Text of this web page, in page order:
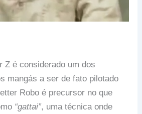
Z é considerado um dos
mangás a ser de fato pilotado
Robo é precursor no que
“gattai”, uma técnica onde